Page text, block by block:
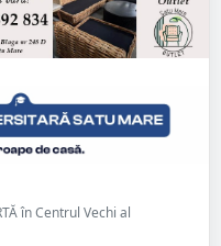
în Centrul Vechi al